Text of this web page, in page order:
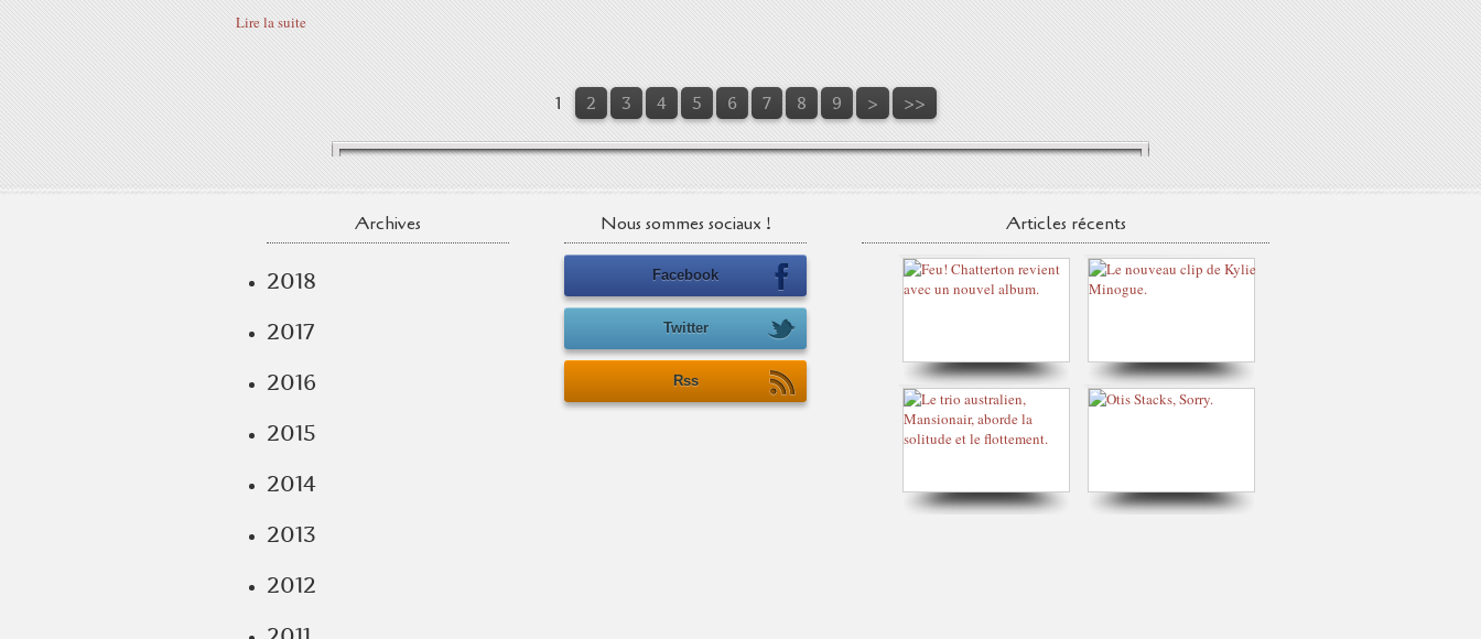
Lire la suite
1 2 3 4 5 6 7 8 9 > >>
Archives
2018
2017
2016
2015
2014
2013
2012
Nous sommes sociaux !
Facebook
Twitter
Rss
Articles récents